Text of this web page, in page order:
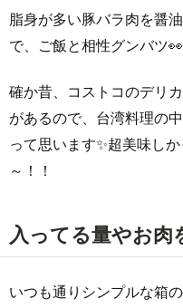
脂身が多い豚バラ肉を醤
で、ご飯と相性グンバツ👀
確か昔、コストコのデリ
があるので、台湾料理の
って思います✨超美味し
～！！
入ってる量やお肉
いつも通りシンプルな箱